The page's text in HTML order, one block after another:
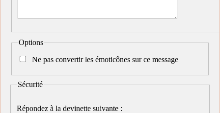
Options
Ne pas convertir les émoticônes sur ce message
Sécurité
Répondez à la devinette suivante :